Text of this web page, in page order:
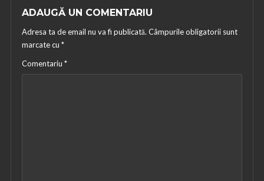
ADAUGĂ UN COMENTARIU
Adresa ta de email nu va fi publicată. Câmpurile obligatorii sunt
marcate cu *
Comentariu *